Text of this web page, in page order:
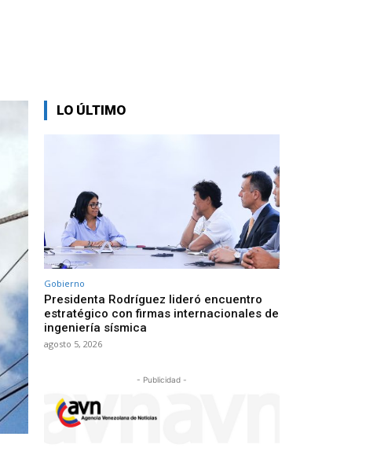
LO ÚLTIMO
Gobierno
Presidenta Rodríguez lideró encuentro
estratégico con firmas internacionales de
ingeniería sísmica
agosto 5, 2026
- Publicidad -